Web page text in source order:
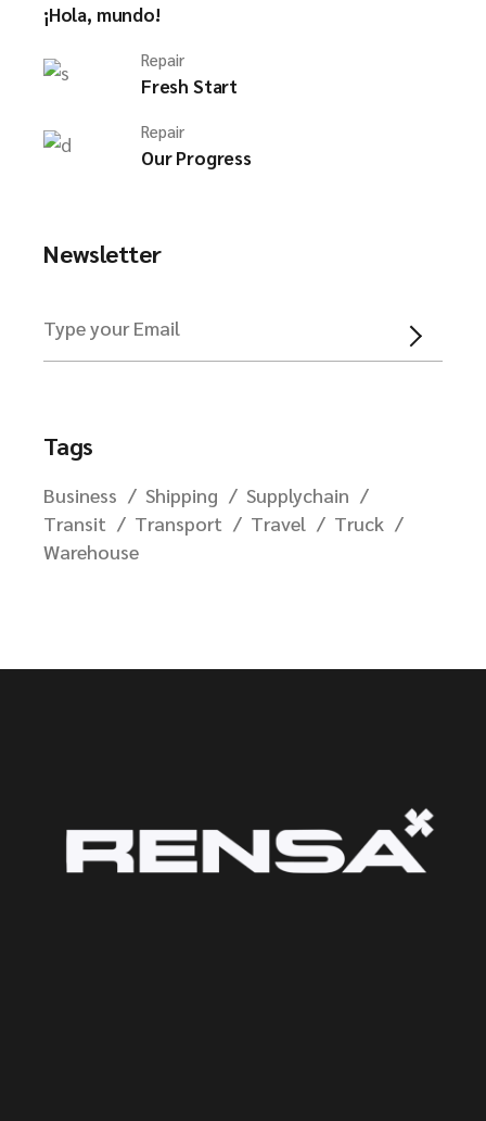
¡Hola, mundo!
Repair
Fresh Start
Repair
Our Progress
Newsletter
Tags
Business Shipping
Supplychain
Transit
Transport Travel
Truck
Warehouse